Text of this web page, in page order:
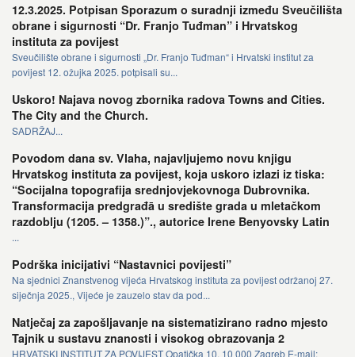
12.3.2025. Potpisan Sporazum o suradnji između Sveučilišta
obrane i sigurnosti “Dr. Franjo Tuđman” i Hrvatskog
instituta za povijest
Sveučilište obrane i sigurnosti „Dr. Franjo Tuđman“ i Hrvatski institut za
povijest 12. ožujka 2025. potpisali su...
Uskoro! Najava novog zbornika radova Towns and Cities.
The City and the Church.
SADRŽAJ...
Povodom dana sv. Vlaha, najavljujemo novu knjigu
Hrvatskog instituta za povijest, koja uskoro izlazi iz tiska:
“Socijalna topografija srednjovjekovnoga Dubrovnika.
Transformacija predgrađā u središte grada u mletačkom
razdoblju (1205. – 1358.)”., autorice Irene Benyovsky Latin
...
Podrška inicijativi “Nastavnici povijesti”
Na sjednici Znanstvenog vijeća Hrvatskog instituta za povijest održanoj 27.
siječnja 2025., Vijeće je zauzelo stav da pod...
Natječaj za zapošljavanje na sistematizirano radno mjesto
Tajnik u sustavu znanosti i visokog obrazovanja 2
HRVATSKI INSTITUT ZA POVIJEST Opatička 10, 10 000 Zagreb E-mail: